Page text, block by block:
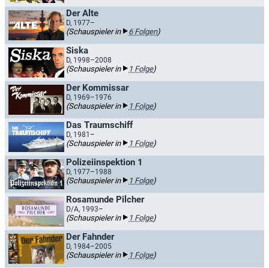
Der Alte
D, 1977–
(Schauspieler in 6 Folgen)
Siska
D, 1998–2008
(Schauspieler in 1 Folge)
Der Kommissar
D, 1969–1976
(Schauspieler in 1 Folge)
Das Traumschiff
D, 1981–
(Schauspieler in 1 Folge)
Polizeiinspektion 1
D, 1977–1988
(Schauspieler in 1 Folge)
Rosamunde Pilcher
D/A, 1993–
(Schauspieler in 1 Folge)
Der Fahnder
D, 1984–2005
(Schauspieler in 1 Folge)